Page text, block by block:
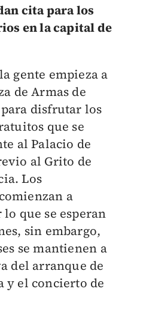
cita para los
en la capital de
gente empieza a
de Armas de
disfrutar los
que se
al Palacio de
al Grito de
Los
a
que se esperan
sin embargo,
se mantienen a
del arranque de
y el concierto de